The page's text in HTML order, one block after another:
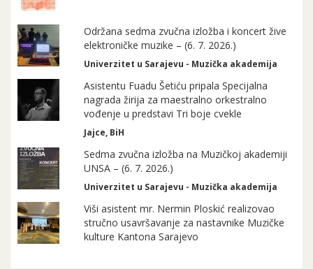
Održana sedma zvučna izložba i koncert žive
elektroničke muzike – (6. 7. 2026.)
Univerzitet u Sarajevu - Muzička akademija
Asistentu Fuadu Šetiću pripala Specijalna
nagrada žirija za maestralno orkestralno
vođenje u predstavi Tri boje cvekle
Jajce, BiH
Sedma zvučna izložba na Muzičkoj akademiji
UNSA – (6. 7. 2026.)
Univerzitet u Sarajevu - Muzička akademija
Viši asistent mr. Nermin Ploskić realizovao
stručno usavršavanje za nastavnike Muzičke
kulture Kantona Sarajevo